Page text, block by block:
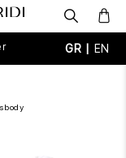
GR | EN